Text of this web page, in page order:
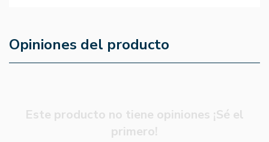
Opiniones del producto
Este producto no tiene opiniones ¡Sé el
primero!